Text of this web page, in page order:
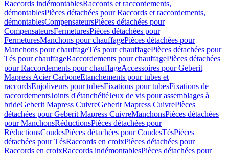
Raccords indémontablesRaccords et raccordements,
démontablesPièces détachées pour Raccords et raccordements,
démontablesCompensateursPièces détachées pour
CompensateursFermeturesPièces détachées pour
FermeturesManchons pour chauffagePièces détachées pour
Manchons pour chauffageTés pour chauffagePièces détachées pour
Tés pour chauffageRaccordements pour chauffagePièces détachées
pour Raccordements pour chauffageAccessoires pour Geberit
Mapress Acier CarboneEtanchements pour tubes et
raccordsEnjoliveurs pour tubesFixations pour tubesFixations de
raccordementsJoints d'étanchéitéJeux de vis pour assemblages à
brideGeberit Mapress CuivreGeberit Mapress CuivrePièces
détachées pour Geberit Mapress CuivreManchonsPièces détachées
pour ManchonsRéductionsPièces détachées pour
RéductionsCoudesPièces détachées pour CoudesTésPièces
détachées pour TésRaccords en croixPièces détachées pour
Raccords en croixRaccords indémontablesPièces détachées pour